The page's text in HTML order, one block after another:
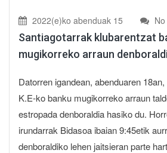
2022(e)ko abenduak 15
Santiagotarrak klubarentzat
mugikorreko arraun
Datorren igandean, abenduaren
K.E-ko banku mugikorreko arraun
estropada denboraldia hasiko du.
irundarrak Bidasoa ibaian 9:45etik
denboraldiko lehen jaitsieran parte